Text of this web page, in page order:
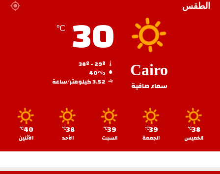
الطقس
Cairo
سماء صافية
30
℃
40%
3.52 كيلومتر/ساعة
38
℃
الخميس
39
℃
الجمعة
39
℃
السبت
38
℃
الأحد
40
℃
الأثنين